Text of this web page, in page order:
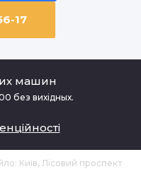
17
машин
без вихідных.
Київ, Лісовий проспект